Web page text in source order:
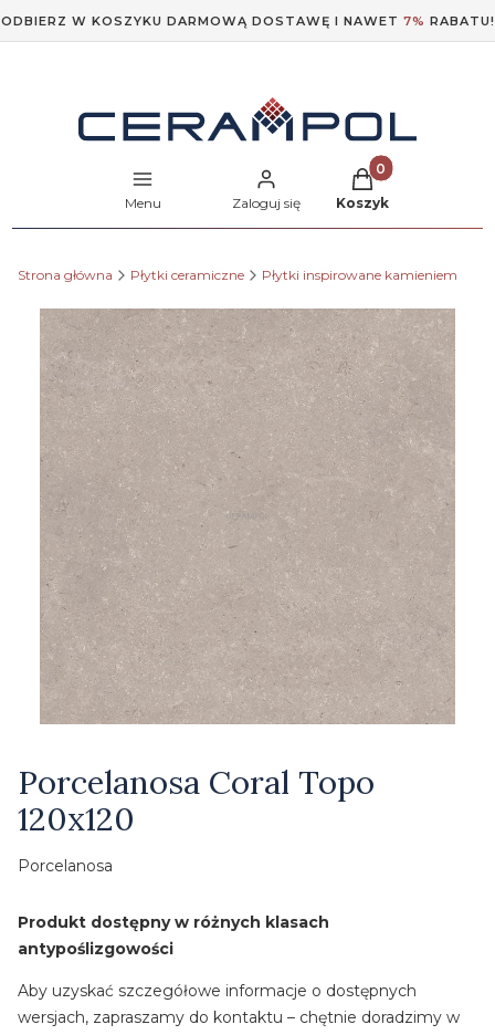
ODBIERZ W KOSZYKU DARMOWĄ DOSTAWĘ I NAWET 7% RABATU!
Menu Zaloguj się
Produkty w
Koszyk
Strona główna Płytki ceramiczne Płytki inspirowane kamieniem
Porcelanosa Coral Topo
120x120
Porcelanosa
Produkt dostępny w różnych klasach
antypoślizgowości
Aby uzyskać szczegółowe informacje o dostępnych
wersjach, zapraszamy do kontaktu – chętnie doradzimy w